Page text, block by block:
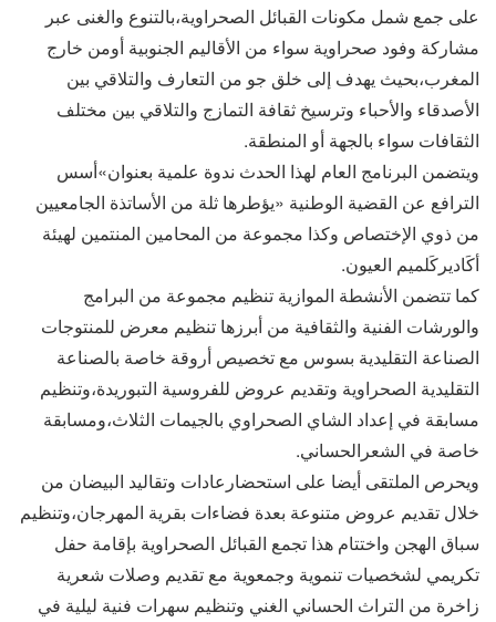
على جمع شمل مكونات القبائل الصحراوية،بالتنوع والغنى عبر
مشاركة وفود صحراوية سواء من الأقاليم الجنوبية أومن خارج
المغرب،بحيث يهدف إلى خلق جو من التعارف والتلاقي بين
الأصدقاء والأحباء وترسيخ ثقافة التمازج والتلاقي بين مختلف
الثقافات سواء بالجهة أو المنطقة.
ويتضمن البرنامج العام لهذا الحدث ندوة علمية بعنوان»أسس
الترافع عن القضية الوطنية «يؤطرها ثلة من الأساتذة الجامعيين
من ذوي الإختصاص وكذا مجموعة من المحامين المنتمين لهيئة
أكَاديركَلميم العيون.
كما تتضمن الأنشطة الموازية تنظيم مجموعة من البرامج
والورشات الفنية والثقافية من أبرزها تنظيم معرض للمنتوجات
الصناعة التقليدية بسوس مع تخصيص أروقة خاصة بالصناعة
التقليدية الصحراوية وتقديم عروض للفروسية التبوريدة،وتنظيم
مسابقة في إعداد الشاي الصحراوي بالجيمات الثلاث،ومسابقة
خاصة في الشعرالحساني.
ويحرص الملتقى أيضا على استحضارعادات وتقاليد البيضان من
خلال تقديم عروض متنوعة بعدة فضاءات بقرية المهرجان،وتنظيم
سباق الهجن واختتام هذا تجمع القبائل الصحراوية بإقامة حفل
تكريمي لشخصيات تنموية وجمعوية مع تقديم وصلات شعرية
زاخرة من التراث الحساني الغني وتنظيم سهرات فنية ليلية في